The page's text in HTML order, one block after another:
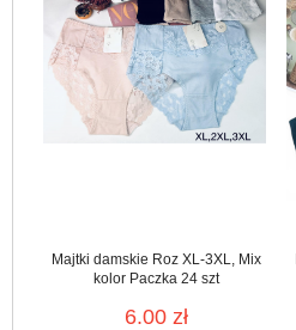
Majtki damskie Roz XL-3XL, Mix
kolor Paczka 24 szt
6.00 zł